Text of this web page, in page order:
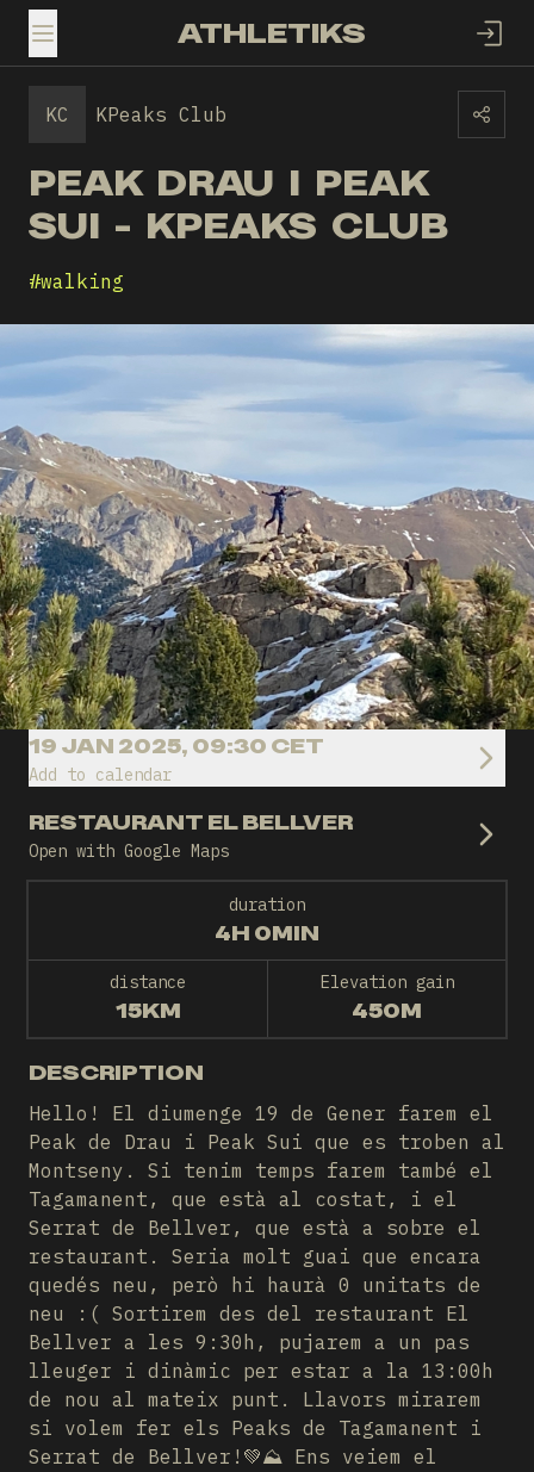
TOGGLE MENUATHLETIKS
KC KPeaks Club
PEAK DRAU I PEAK
SUI - KPEAKS CLUB
#walking
19 JAN 2025, 09:30 CET
Add to calendar
RESTAURANT EL BELLVER
Open with Google Maps
duration
4H 0MIN
distance
15KM
Elevation gain
450M
DESCRIPTION
Hello! El diumenge 19 de Gener farem el
Peak de Drau i Peak Sui que es troben al
Montseny. Si tenim temps farem també el
Tagamanent, que està al costat, i el
Serrat de Bellver, que està a sobre el
restaurant. Seria molt guai que encara
quedés neu, però hi haurà 0 unitats de
neu :( Sortirem des del restaurant El
Bellver a les 9:30h, pujarem a un pas
lleuger i dinàmic per estar a la 13:00h
de nou al mateix punt. Llavors mirarem
si volem fer els Peaks de Tagamanent i
Serrat de Bellver!💚⛰️ Ens veiem el